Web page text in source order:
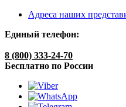
Адреса наших
Единый телефон:
8 (800) 333-24-70
Бесплатно по России